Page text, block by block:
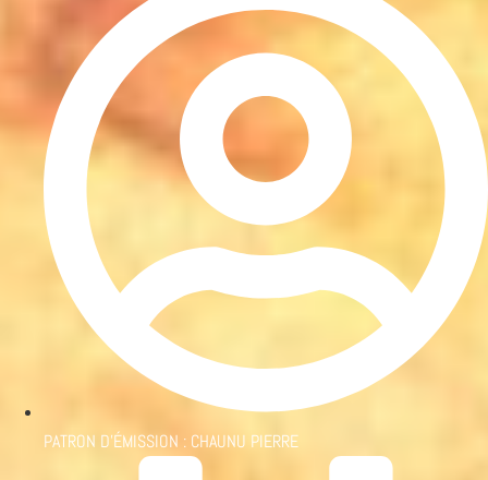
PATRON D'ÉMISSION : CHAUNU PIERRE